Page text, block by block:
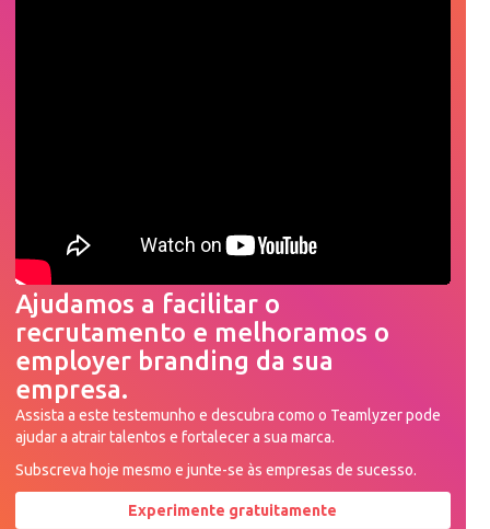
Ajudamos a facilitar o
recrutamento e melhoramos o
employer branding da sua
empresa.
Assista a este testemunho e descubra como o Teamlyzer pode
ajudar a atrair talentos e fortalecer a sua marca.
Subscreva hoje mesmo e junte-se às empresas de sucesso.
Experimente gratuitamente